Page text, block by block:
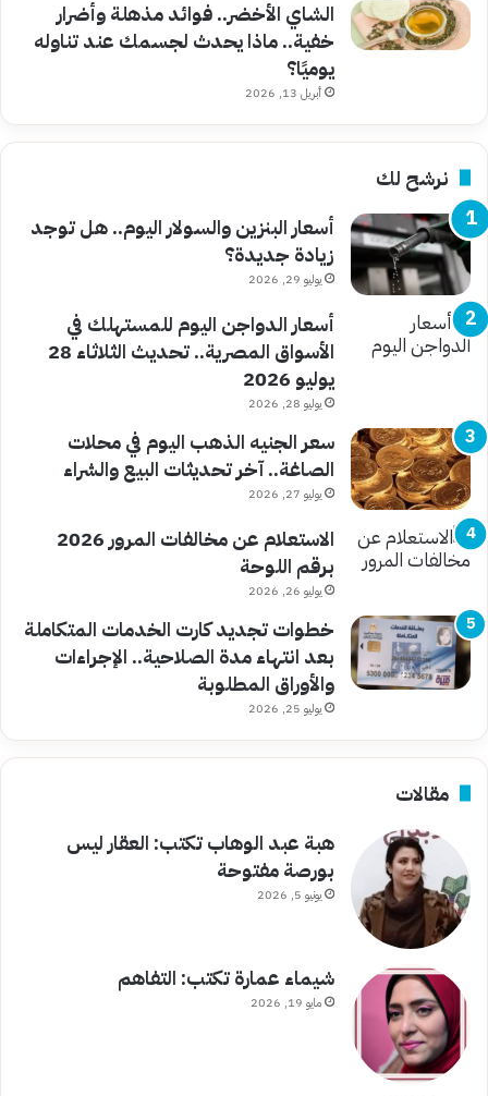
الشاي الأخضر.. فوائد مذهلة وأضرار
خفية.. ماذا يحدث لجسمك عند تناوله
يوميًا؟
أبريل 13, 2026
نرشح لك
أسعار البنزين والسولار اليوم.. هل توجد
زيادة جديدة؟
يوليو 29, 2026
أسعار الدواجن اليوم للمستهلك في
الأسواق المصرية.. تحديث الثلاثاء 28
يوليو 2026
يوليو 28, 2026
سعر الجنيه الذهب اليوم في محلات
الصاغة.. آخر تحديثات البيع والشراء
يوليو 27, 2026
الاستعلام عن مخالفات المرور 2026
برقم اللوحة
يوليو 26, 2026
خطوات تجديد كارت الخدمات المتكاملة
بعد انتهاء مدة الصلاحية.. الإجراءات
والأوراق المطلوبة
يوليو 25, 2026
مقالات
هبة عبد الوهاب تكتب: العقار ليس
بورصة مفتوحة
يونيو 5, 2026
شيماء عمارة تكتب: التفاهم
مايو 19, 2026